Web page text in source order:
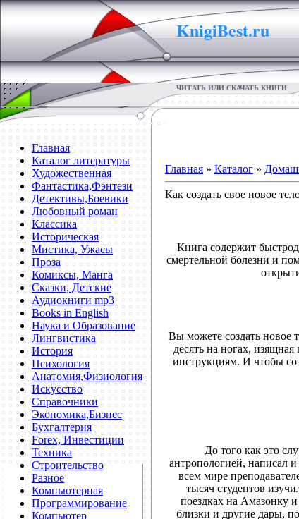
KnigiBest.ru
ЧИТАТЬ ИЛИ СКАЧАТЬ КНИГИ
Главная
Каталог литературы
Художественная
Фантастика,Фэнтези
Детективы,Боевики
Любовный роман
Классика
Историческая
Мистика, Ужасы
Проза
Комиксы, Манга
Сказки, Детские
Аудиокниги mp3
Books in English
Наука и Образование
Лингвистика
История
Психология
Анатомия,Физиология
Искусство
Справочники
Экономика,Бизнес
Бухгалтерия
Forex, Инвестиции
Техника
Строительство
Разное
Компьютерная
Программирование
Компьютер
Главная » Каталог »
Как создать свое новое
Книга содержит
смертельной болезни и
Вы можете создать новое
десять на ногах,
инструкциям. И чтобы
До того как это
антропологией, написал
всем мире
тысяч студентов
поездках на Амазонку
близки и другие дары,